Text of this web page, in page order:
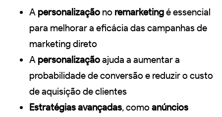
A personalização no remarketingé essencial
para melhorar a eficácia das campanhas de
marketing direto
A personalizaçãoajuda a aumentar a
probabilidade de conversão e reduzir o custo
de aquisição de clientes
Estratégias avançadas, como anúncios